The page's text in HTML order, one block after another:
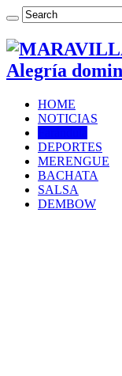
Alegría
HOME
NOTICIAS
DEPORTES
MERENGUE
BACHATA
SALSA
DEMBOW